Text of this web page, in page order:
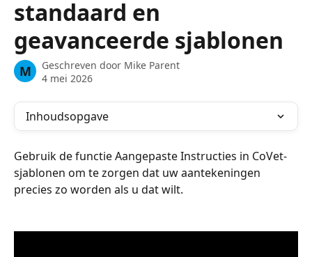
standaard en
geavanceerde sjablonen
M Geschreven door Mike Parent
4 mei 2026
Inhoudsopgave
Gebruik de functie Aangepaste Instructies in CoVet-
sjablonen om te zorgen dat uw aantekeningen
precies zo worden als u dat wilt.